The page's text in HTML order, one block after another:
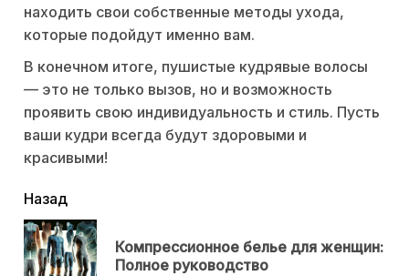
находить свои собственные методы ухода,
которые подойдут именно вам.
В конечном итоге, пушистые кудрявые волосы
— это не только вызов, но и возможность
проявить свою индивидуальность и стиль. Пусть
ваши кудри всегда будут здоровыми и
красивыми!
читать
еще
Назад
Компрессионное белье для женщин:
Полное руководство